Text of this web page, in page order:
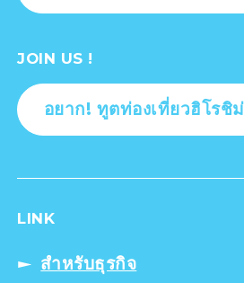
JOIN US !
อยาก! ทูตท่องเที่ยวฮิโรชิ
LINK
สำหรับธุรกิจ